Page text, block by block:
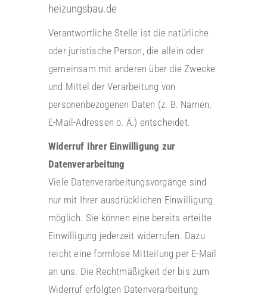
heizungsbau.de
Verantwortliche Stelle ist die natürliche
oder juristische Person, die allein oder
gemeinsam mit anderen über die Zwecke
und Mittel der Verarbeitung von
personenbezogenen Daten (z. B. Namen,
E-Mail-Adressen o. Ä.) entscheidet.
Widerruf Ihrer Einwilligung zur
Datenverarbeitung
Viele Datenverarbeitungsvorgänge sind
nur mit Ihrer ausdrücklichen Einwilligung
möglich. Sie können eine bereits erteilte
Einwilligung jederzeit widerrufen. Dazu
reicht eine formlose Mitteilung per E-Mail
an uns. Die Rechtmäßigkeit der bis zum
Widerruf erfolgten Datenverarbeitung